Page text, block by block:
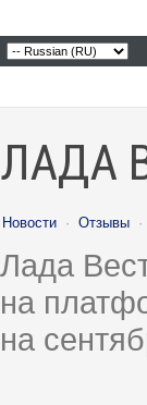
ЛАДА
Новости · Отзывы ·
Лада
на
на